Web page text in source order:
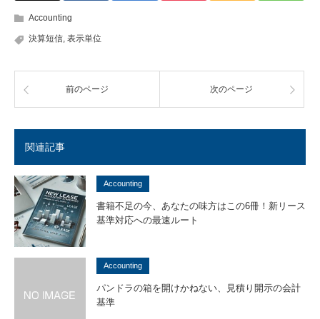
Accounting
決算短信, 表示単位
前のページ 次のページ
関連記事
Accounting
書籍不足の今、あなたの味方はこの6冊！新リース
基準対応への最速ルート
Accounting
パンドラの箱を開けかねない、見積り開示の会計
基準